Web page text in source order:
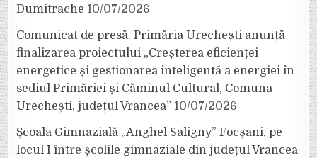
Dumitrache 10/07/2026
Comunicat de presă. Primăria Urechești anunță
finalizarea proiectului „Creșterea eficienței
energetice și gestionarea inteligentă a energiei în
sediul Primăriei și Căminul Cultural, Comuna
Urechești, județul Vrancea” 10/07/2026
Școala Gimnazială „Anghel Saligny” Focșani, pe
locul I între școlile gimnaziale din județul Vrancea